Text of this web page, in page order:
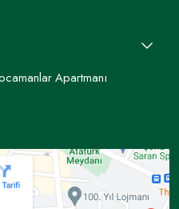
Apartmanı